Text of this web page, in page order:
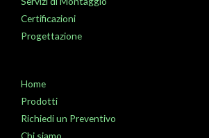
Certificazioni
Progettazione
Home
Prodotti
Richiedi un Preventivo